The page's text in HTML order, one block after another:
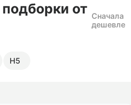
от Сначала
дешевле
H5